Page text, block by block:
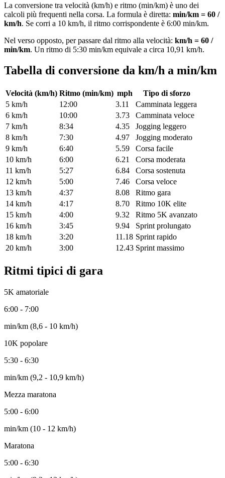
La conversione tra velocità (km/h) e ritmo (min/km) è uno dei
calcoli più frequenti nella corsa. La formula è diretta: min/km = 60 /
km/h. Se corri a 10 km/h, il ritmo corrispondente è 6:00 min/km.
Nel verso opposto, per passare dal ritmo alla velocità: km/h = 60 /
min/km. Un ritmo di 5:30 min/km equivale a circa 10,91 km/h.
Tabella di conversione da km/h a min/km
Velocità (km/h) Ritmo (min/km) mph
Tipo di sforzo
5 km/h 12:00 3.11
Camminata leggera
6 km/h 10:00 3.73
Camminata veloce
7 km/h 8:34 4.35
Jogging leggero
8 km/h 7:30 4.97
Jogging moderato
9 km/h 6:40 5.59
Corsa facile
10 km/h 6:00 6.21
Corsa moderata
11 km/h 5:27 6.84
Corsa sostenuta
12 km/h 5:00 7.46
Corsa veloce
13 km/h 4:37 8.08
Ritmo gara
14 km/h 4:17 8.70
Ritmo 10K elite
15 km/h 4:00 9.32
Ritmo 5K avanzato
16 km/h 3:45 9.94
Sprint prolungato
18 km/h 3:20 11.18 Sprint rapido
20 km/h 3:00 12.43 Sprint massimo
Ritmi tipici di gara
5K amatoriale
6:00 - 7:00
min/km (8,6 - 10 km/h)
10K popolare
5:30 - 6:30
min/km (9,2 - 10,9 km/h)
Mezza maratona
5:00 - 6:00
min/km (10 - 12 km/h)
Maratona
5:00 - 6:30